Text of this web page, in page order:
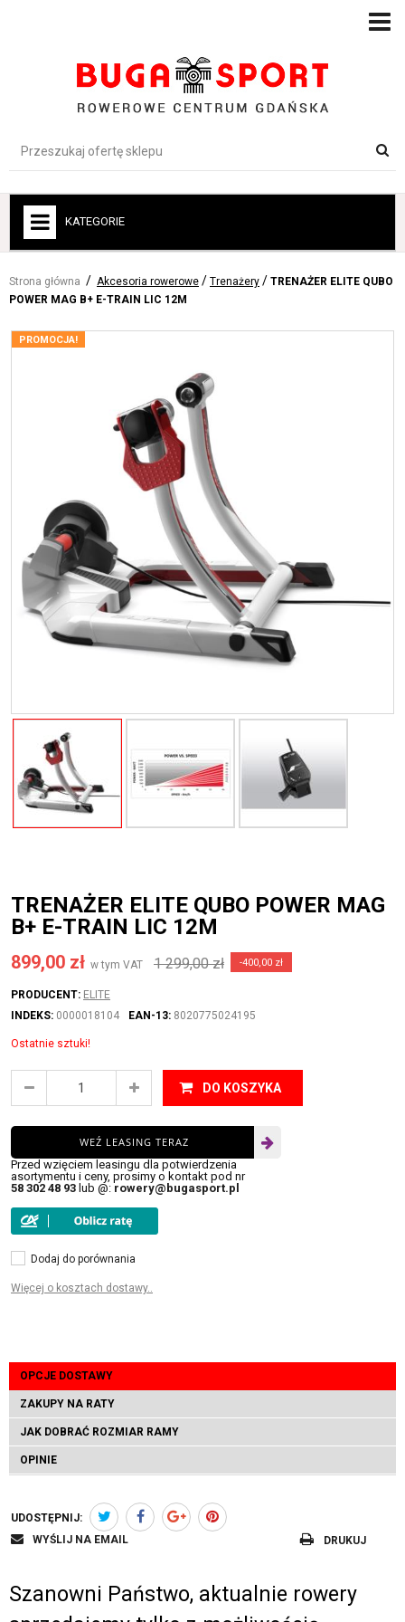
KATEGORIE
ROWERY ELEKTRYCZNE
+
ROWERY DLA DZIECI
CZĘŚCI ROWEROWE
Strona główna Akcesoria rowerowe Trenażery
TRENAŻER ELITE QUBO
POWER MAG B+ E-TRAIN LIC 12M
PROMOCJA!
TRENAŻER ELITE QUBO POWER MAG
B+ E-TRAIN LIC 12M
899,00 zł w tym VAT 1 299,00 zł -400,00 zł
PRODUCENT: ELITE
INDEKS: 0000018104 EAN-13: 8020775024195
Ostatnie sztuki!
DO KOSZYKA
WEŹ LEASING TERAZ
Przed wzięciem leasingu dla potwierdzenia
asortymentu i ceny, prosimy o kontakt pod nr
58 302 48 93 lub @: rowery@bugasport.pl
Dodaj do porównania
Więcej o kosztach dostawy..
OPCJE DOSTAWY
ZAKUPY NA RATY
JAK DOBRAĆ ROZMIAR RAMY
OPINIE
UDOSTĘPNIJ:
WYŚLIJ NA EMAIL
DRUKUJ
Szanowni Państwo, aktualnie rowery